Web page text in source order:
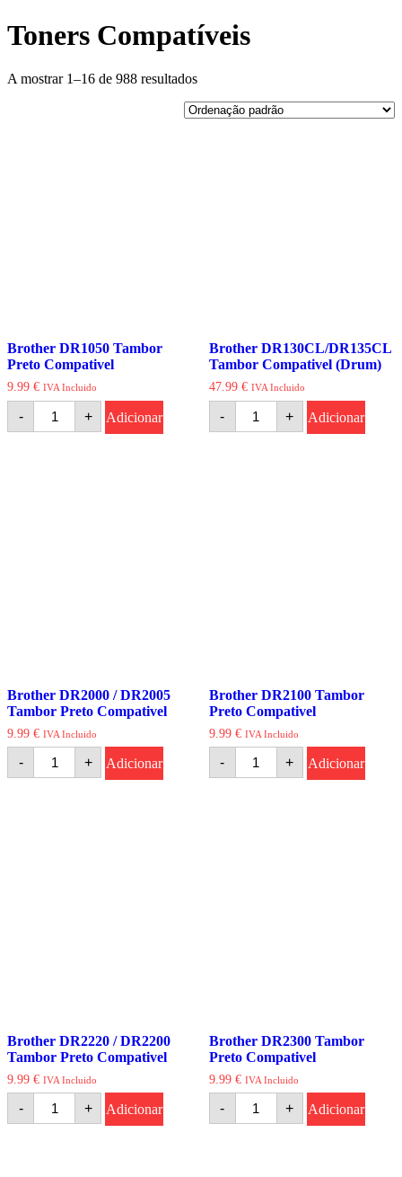
Toners Compatíveis
A mostrar 1–16 de 988 resultados
Brother DR1050 Tambor
Preto Compativel
9.99 € IVA Incluido
-
Quantidade
Brother
+ Adicionar
Brother DR130CL/DR135CL
Tambor Compativel (Drum)
47.99 € IVA Incluido
-
Quantidade
Brother
+ Adicionar
Brother DR2000 / DR2005
Tambor Preto Compativel
9.99 € IVA Incluido
-
Quantidade
Brother
+ Adicionar
Brother DR2100 Tambor
Preto Compativel
9.99 € IVA Incluido
-
Quantidade
Brother
+ Adicionar
Brother DR2220 / DR2200
Tambor Preto Compativel
9.99 € IVA Incluido
-
Brother
+ Adicionar
Brother DR2300 Tambor
Preto Compativel
9.99 € IVA Incluido
-
Brother
+ Adicionar